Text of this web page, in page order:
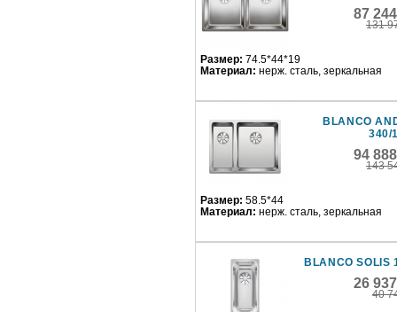
87
131
Размер: 74.5*44*19
Материал: нерж. сталь, зеркальная
BLANCO
340/
94
143
Размер: 58.5*44
Материал: нерж. сталь, зеркальная
BLANCO SOLIS
26
40